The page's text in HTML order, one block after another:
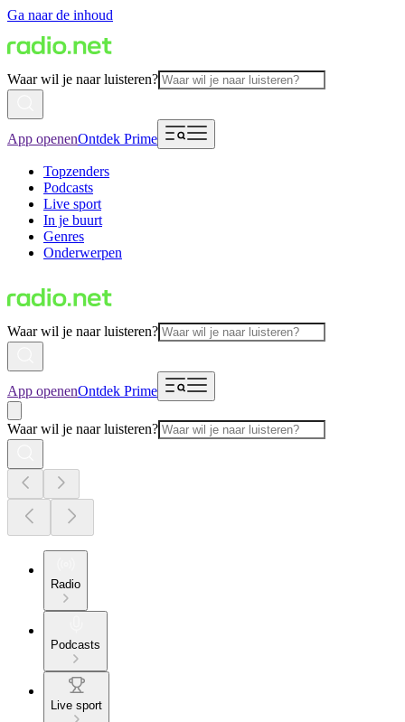
Ga naar de inhoud
Waar wil je naar luisteren?
App openenOntdek Prime
Topzenders
Podcasts
Live sport
In je buurt
Genres
Onderwerpen
Waar wil je naar luisteren?
App openenOntdek Prime
Waar wil je naar luisteren?
Radio
Podcasts
Live sport